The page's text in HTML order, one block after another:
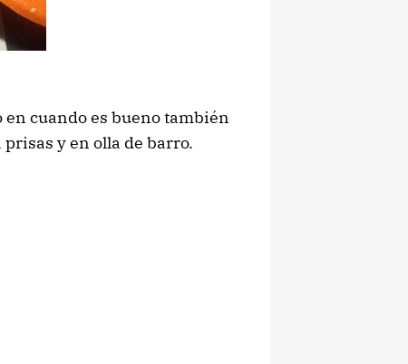
cuando es bueno también
y en olla de barro.